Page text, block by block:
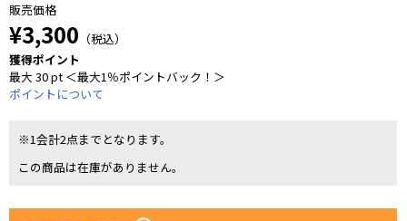
販売価格
¥3,300 （税込）
獲得ポイント
最大 30 pt ＜最大1％ポイントバック！＞
ポイントについて
※1会計2点までとなります。
この商品は在庫がありません。